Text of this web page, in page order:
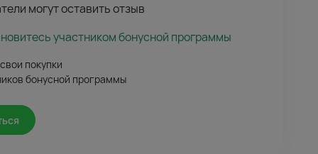
могут оставить отзыв
участником бонусной программы
покупки
бонусной программы